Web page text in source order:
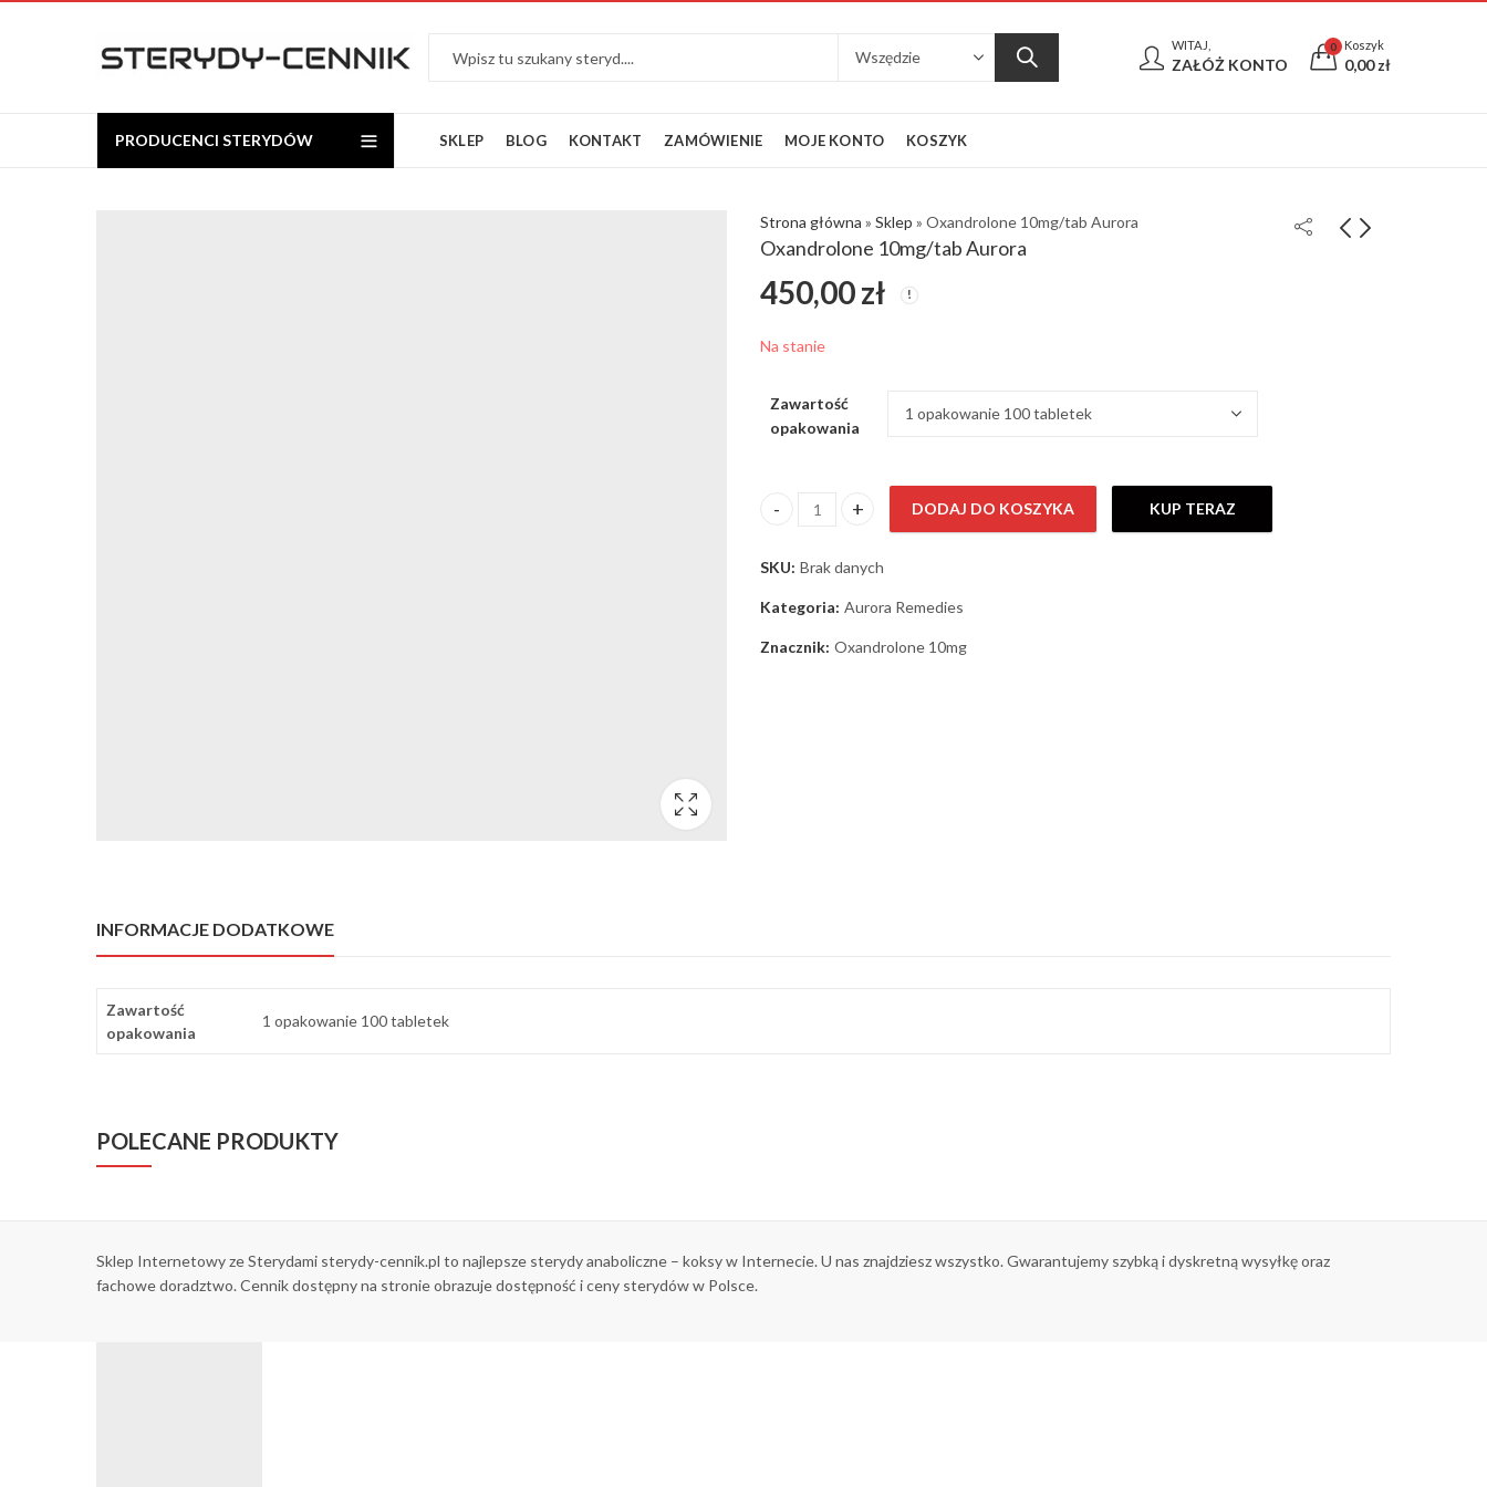
WITAJ,
ZAŁÓŻ KONTO
0 Koszyk
0,00zł
PRODUCENCI STERYDÓW SKLEP BLOG KONTAKT ZAMÓWIENIE MOJE KONTO KOSZYK
Strona główna » Sklep » Oxandrolone 10mg/tab Aurora
Oxandrolone 10mg/tab Aurora
450,00zł
Na stanie
Zawartość
opakowania
ilość Oxandrolone 10mg/tab Aurora
DODAJ DO KOSZYKA KUP TERAZ
SKU: Brak danych
Kategoria: Aurora Remedies
Znacznik: Oxandrolone 10mg
INFORMACJE DODATKOWE
Zawartość
opakowania
1 opakowanie 100 tabletek
POLECANE PRODUKTY
Sklep Internetowy ze Sterydami sterydy-cennik.pl to najlepsze sterydy anaboliczne – koksy w Internecie. U nas znajdziesz wszystko. Gwarantujemy szybką i dyskretną wysyłkę oraz
fachowe doradztwo. Cennik dostępny na stronie obrazuje dostępność i ceny sterydów w Polsce.